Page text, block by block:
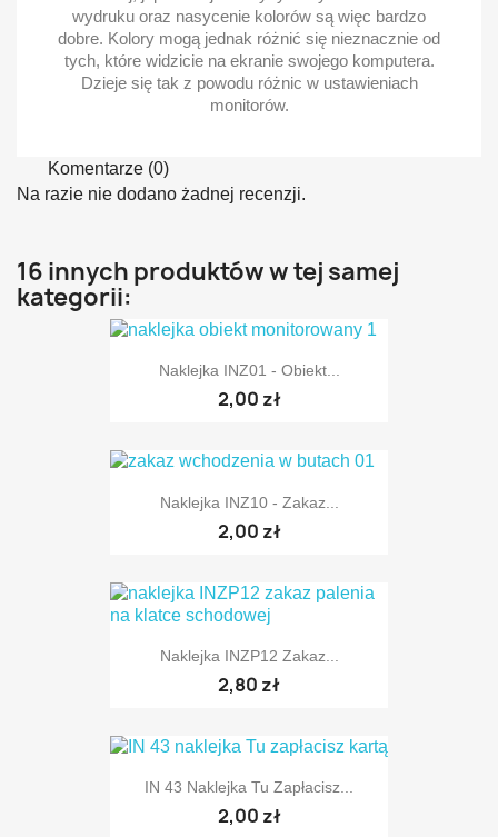
wydruku oraz nasycenie kolorów są więc bardzo
dobre. Kolory mogą jednak różnić się nieznacznie od
tych, które widzicie na ekranie swojego komputera.
Dzieje się tak z powodu różnic w ustawieniach
monitorów.
Komentarze (0)
Na razie nie dodano żadnej recenzji.
16 innych produktów w tej samej
kategorii:
Naklejka INZ01 - Obiekt...
2,00 zł
Naklejka INZ10 - Zakaz...
2,00 zł
Naklejka INZP12 Zakaz...
2,80 zł
IN 43 Naklejka Tu Zapłacisz...
2,00 zł